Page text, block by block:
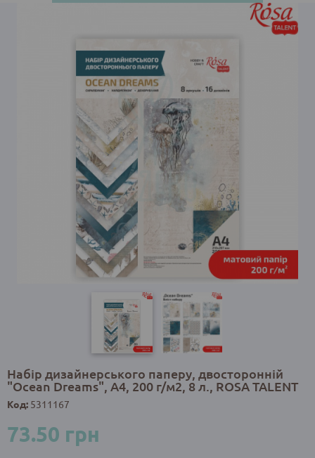
Набір дизайнерського паперу, двосторонній
"Ocean Dreams", А4, 200 г/м2, 8 л., ROSA TALENT
Код: 5311167
73.50 грн